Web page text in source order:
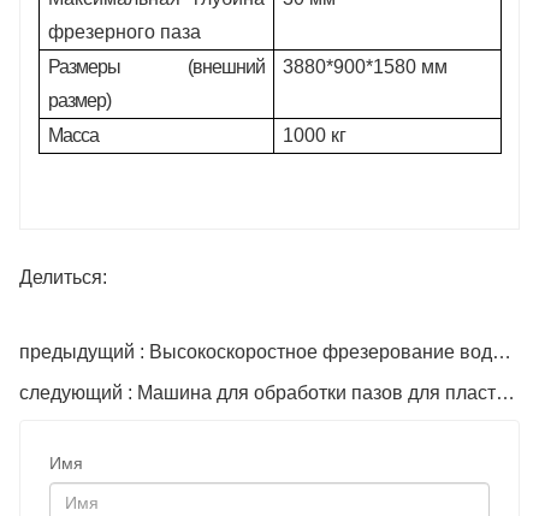
фрезерного паза
Размеры (внешний
размер)
3880*900*1580 мм
Масса 1000 кг
Делиться:
предыдущий : Высокоскоростное фрезерование водяных пазов с переменной частотой (трехосное)
следующий : Машина для обработки пазов для пластиковых профилей
Имя